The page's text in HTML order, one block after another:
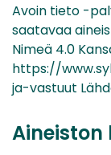
Avoin tieto -
saatavaa
Nimeä 4.0
https://
ja-vastuut